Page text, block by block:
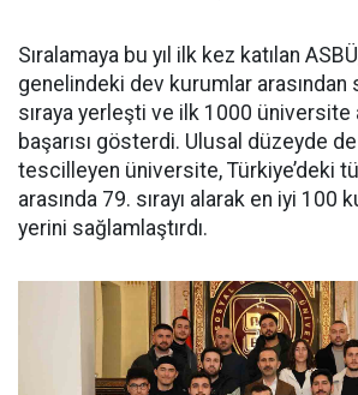
Sıralamaya bu yıl ilk kez katılan
genelindeki dev kurumlar arasından
sıraya yerleşti ve ilk 1000 üniversite
başarısı gösterdi. Ulusal düzeyde de
tescilleyen üniversite, Türkiye’deki
arasında 79. sırayı alarak en iyi 100
yerini sağlamlaştırdı.